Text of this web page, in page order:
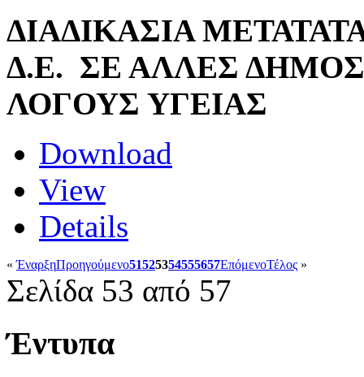
ΔΙΑΔΙΚΑΣΙΑ
Δ.Ε. ΣΕ ΑΛΛΕΣ
ΛΟΓΟΥΣ ΥΓΕΙΑΣ
Download
View
Details
«ΈναρξηΠροηγούμενο51525354555657ΕπόμενοΤέλος »
Σελίδα 53 από 57
Έντυπα